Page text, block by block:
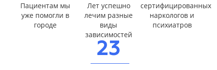
Пациентам мы
уже помогли в
городе
Лет успешно
лечим разные
виды
зависимостей
сертифицированных
наркологов и
психиатров
23